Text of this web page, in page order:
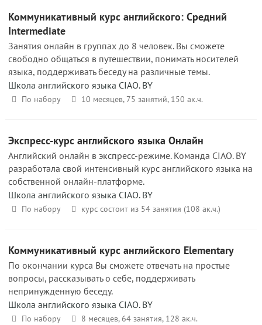
Коммуникативный курс английского: Средний
Intermediate
Занятия онлайн в группах до 8 человек. Вы сможете
свободно общаться в путешествии, понимать носителей
языка, поддерживать беседу на различные темы.
Школа английского языка CIAO. BY
По набору 10 месяцев, 75 занятий, 150 ак.ч.
Экспресс-курс английского языка Онлайн
Английский онлайн в экспресс-режиме. Команда CIAO. BY
разработала свой интенсивный курс английского языка на
собственной онлайн-платформе.
Школа английского языка CIAO. BY
По набору курс состоит из 54 занятия (108 ак.ч.)
Коммуникативный курс английского Elementary
По окончании курса Вы сможете отвечать на простые
вопросы, рассказывать о себе, поддерживать
непринужденную беседу.
Школа английского языка CIAO. BY
По набору 8 месяцев, 64 занятия, 128 ак.ч.